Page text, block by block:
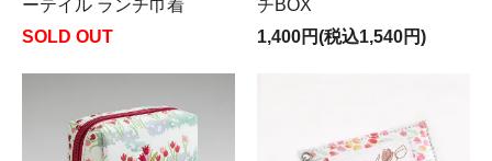
ーテイル ランチ巾着
SOLD OUT
チBOX
1,400円(税込1,540円)